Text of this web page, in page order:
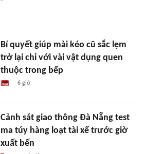
Bí quyết giúp mài kéo cũ sắc lẹm
trở lại chỉ với vài vật dụng quen
thuộc trong bếp
6 giờ
Cảnh sát giao thông Đà Nẵng test
ma túy hàng loạt tài xế trước giờ
xuất bến